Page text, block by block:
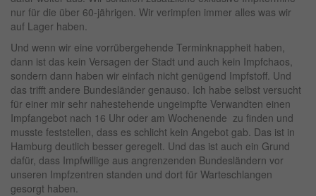
nur für die über 60-jährigen. Wir verimpfen immer alles was wir
auf Lager haben.
Und wenn wir eine vorrübergehende Terminknappheit haben,
dann ist das kein Versagen der Stadt und auch kein Impfchaos,
sondern dann haben wir einfach nicht genügend Impfstoff. Und
das trifft andere Bundesländer genauso. Ich habe selbst versucht
für einer mir sehr nahestehende ungeimpfte Verwandten einen
Impfangebot nach 16 Uhr oder am Wochenende zu finden und
musste feststellen, dass es schlicht kein Angebot gab. Das ist in
Hamburg deutlich besser geregelt. Und das ist auch ein Grund
dafür, dass Impfwillige aus angrenzenden Bundesländern vor
unseren Impfzentren standen und dort für Warteschlangen
gesorgt haben.